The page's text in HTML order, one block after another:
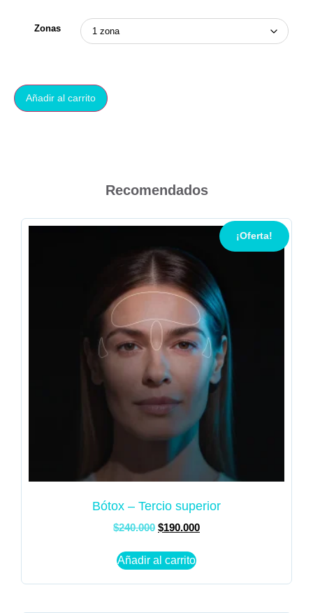
Zonas
Añadir al carrito
Recomendados
¡Oferta!
Bótox – Tercio superior
$240.000 $190.000
Añadir al carrito